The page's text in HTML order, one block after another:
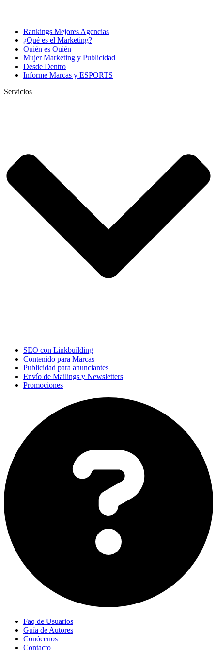
Rankings Mejores Agencias
¿Qué es el Marketing?
Quién es Quién
Mujer Marketing y Publicidad
Desde Dentro
Informe Marcas y ESPORTS
Servicios
SEO con Linkbuilding
Contenido para Marcas
Publicidad para anunciantes
Envío de Mailings y Newsletters
Promociones
Faq de Usuarios
Guía de Autores
Conócenos
Contacto